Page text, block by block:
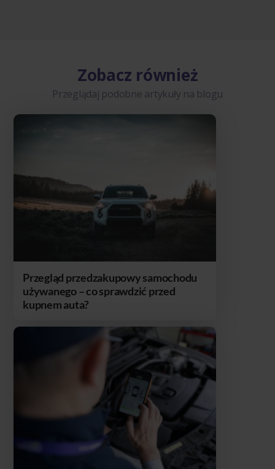
Zobacz również
Przeglądaj podobne artykuły na blogu
Przegląd przedzakupowy samochodu
używanego – co sprawdzić przed
kupnem auta?